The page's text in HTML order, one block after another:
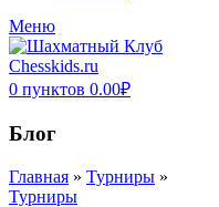
Меню
0 пунктов 0.00₽
Блог
Главная » Турниры »
Турниры